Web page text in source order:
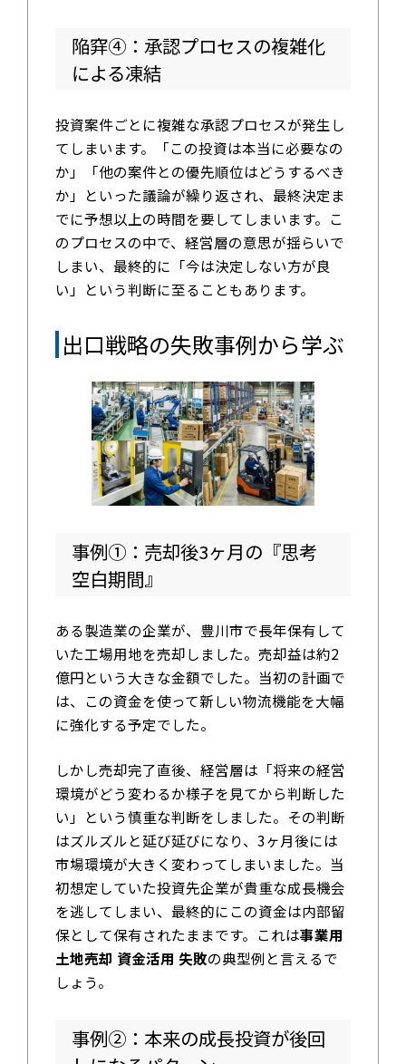
陥穽④：承認プロセスの複雑化
による凍結
投資案件ごとに複雑な承認プロセスが発生し
てしまいます。「この投資は本当に必要なの
か」「他の案件との優先順位はどうするべき
か」といった議論が繰り返され、最終決定ま
でに予想以上の時間を要してしまいます。こ
のプロセスの中で、経営層の意思が揺らいで
しまい、最終的に「今は決定しない方が良
い」という判断に至ることもあります。
出口戦略の失敗事例から学ぶ
事例①：売却後3ヶ月の『思考
空白期間』
ある製造業の企業が、豊川市で長年保有して
いた工場用地を売却しました。売却益は約2
億円という大きな金額でした。当初の計画で
は、この資金を使って新しい物流機能を大幅
に強化する予定でした。
しかし売却完了直後、経営層は「将来の経営
環境がどう変わるか様子を見てから判断した
い」という慎重な判断をしました。その判断
はズルズルと延び延びになり、3ヶ月後には
市場環境が大きく変わってしまいました。当
初想定していた投資先企業が貴重な成長機会
を逃してしまい、最終的にこの資金は内部留
保として保有されたままです。これは事業用
土地売却 資金活用 失敗の典型例と言えるで
しょう。
事例②：本来の成長投資が後回